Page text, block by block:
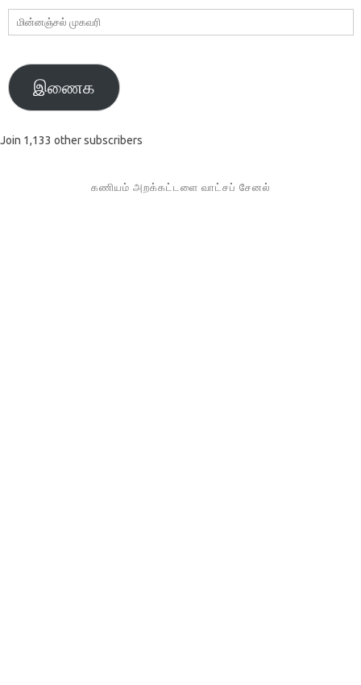
மின்னஞ்சல்
முகவரி
இணைக
Join 1,133 other subscribers
கணியம் அறக்கட்டளை வாட்சப் சேனல்